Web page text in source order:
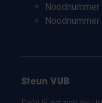
Steun VUB